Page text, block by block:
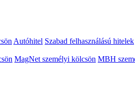
Autóhitel Szabad felhasználású hitelek
MagNet személyi kölcsön MBH